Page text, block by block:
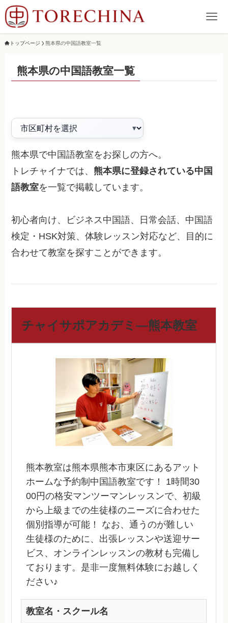
トップページ 熊本県の中国語教室一覧
熊本県の中国語教室一覧
熊本県で中国語教室をお探しの方へ。
トレチャイナでは、 熊本県に登録されている中国
語教室を一覧で掲載しています。
初心者向け、ビジネス中国語、日常会話、中国語
検定・HSK対策、体験レッスン対応など、目的に
合わせて教室を探すことができます。
チャイサポアカデミ―熊本教室
熊本教室は熊本県熊本市東区にあるアット
ホームな予約制中国語教室です！ 1時間30
00円の格安マンツーマンレッスンで、初級
から上級までの生徒様のニーズに合わせた
個別指導が可能！ なお、通うのが難しい
生徒様のために、出張レッスンや送迎サー
ビス、オンラインレッスンの教材も完備し
ております。是非一度無料体験にお越しく
ださい♪
教室名・スクール名